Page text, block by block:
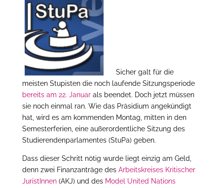
Sicher galt für die
meisten Stupisten die noch laufende Sitzungsperiode
bereits am 22. Januarals beendet. Doch jetzt müssen
sie noch einmal ran. Wie das Präsidium angekündigt
hat, wird es am kommenden Montag, mitten in den
Semesterferien, eine außerordentliche Sitzung des
Studierendenparlamentes (StuPa) geben.
Dass dieser Schritt nötig wurde liegt einzig am Geld,
denn zwei Finanzanträge des Arbeitskreises Kritischer
JuristInnen(AKJ) und des Model United Nations